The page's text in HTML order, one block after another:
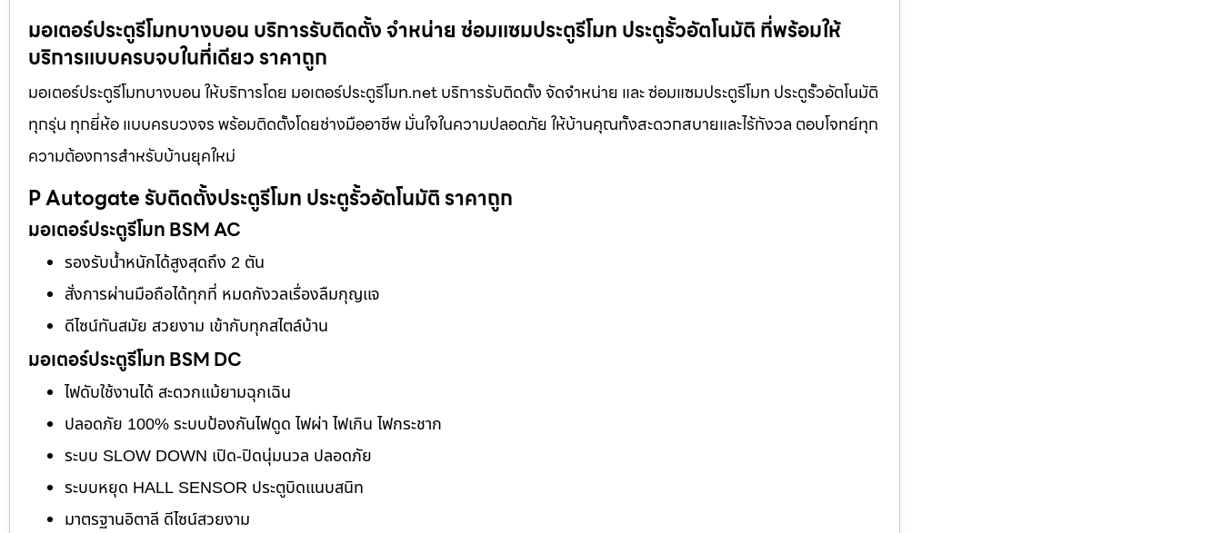
มอเตอร์ประตูรีโมทบางบอน บริการรับติดตั้ง จำหน่าย ซ่อมแซมประตูรีโมท ประตูรั้วอัตโนมัติ ที่พร้อมให้
บริการแบบครบจบในที่เดียว ราคาถูก
มอเตอร์ประตูรีโมทบางบอน ให้บริการโดย มอเตอร์ประตูรีโมท.net บริการรับติดตั้ง จัดจำหน่าย และ ซ่อมแซมประตูรีโมท ประตูรั้วอัตโนมัติ
ทุกรุ่น ทุกยี่ห้อ แบบครบวงจร พร้อมติดตั้งโดยช่างมืออาชีพ มั่นใจในความปลอดภัย ให้บ้านคุณทั้งสะดวกสบายและไร้กังวล ตอบโจทย์ทุก
ความต้องการสำหรับบ้านยุคใหม่
P Autogate รับติดตั้งประตูรีโมท ประตูรั้วอัตโนมัติ ราคาถูก
มอเตอร์ประตูรีโมท BSM AC
รองรับน้ำหนักได้สูงสุดถึง 2 ตัน
สั่งการผ่านมือถือได้ทุกที่ หมดกังวลเรื่องลืมกุญแจ
ดีไซน์ทันสมัย สวยงาม เข้ากับทุกสไตล์บ้าน
มอเตอร์ประตูรีโมท BSM DC
ไฟดับใช้งานได้ สะดวกแม้ยามฉุกเฉิน
ปลอดภัย 100% ระบบป้องกันไฟดูด ไฟผ่า ไฟเกิน ไฟกระชาก
ระบบ SLOW DOWN เปิด-ปิดนุ่มนวล ปลอดภัย
ระบบหยุด HALL SENSOR ประตูบิดแนบสนิท
มาตรฐานอิตาลี ดีไซน์สวยงาม